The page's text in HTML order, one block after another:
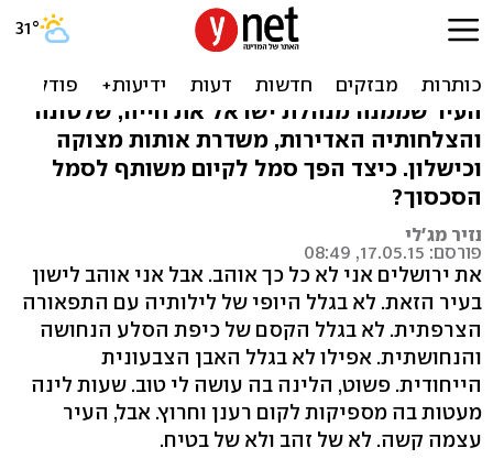
ירושלים, שונאים לראות
אותך שמחה
העיר שממנה מנהלת ישראל את חייה, שלטונה
והצלחותיה האדירות, משדרת אותות מצוקה
וכישלון. כיצד הפך סמל לקיום משותף לסמל
הסכסוך?
נזיר מג'לי
פורסם: 17.05.15, 08:49
את ירושלים אני לא כל כך אוהב. אבל אני אוהב לישון
בעיר הזאת. לא בגלל היופי של לילותיה עם התפאורה
הצרפתית. לא בגלל הקסם של כיפת הסלע הנחושה
והנחושתית. אפילו לא בגלל האבן הצבעונית
הייחודית. פשוט, הלינה בה עושה לי טוב. שעות לינה
מעטות בה מספיקות לקום רענן וחרוץ. אבל, העיר
עצמה קשה. לא של זהב ולא של בטיח.